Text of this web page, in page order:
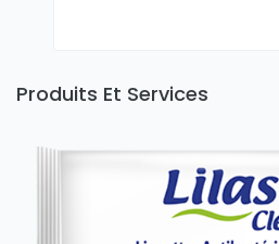
Produits Et Services